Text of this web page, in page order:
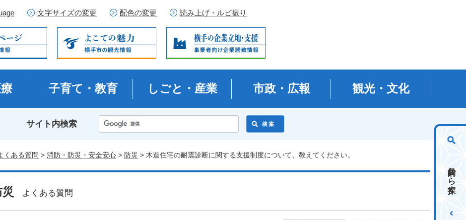
文字サイズの変更 配色の変更 読み上げ・ルビ振り
子育て・教育 しごと・産業 市政・広報 観光・文化
サイト内検索
目的から探す
くある質問 > 消防・防災・安全安心 > 防災 > 木造住宅の耐震診断に関する支援制度について、教えてください。
災 よくある質問